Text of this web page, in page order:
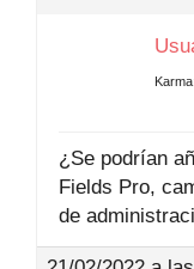
Karma:
¿Se podrían
Fields Pro,
de